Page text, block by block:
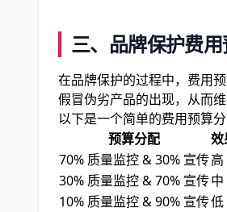
三、品牌保护费
在品牌保护的过程中，费用
假冒伪劣产品的出现，从而
以下是一个简单的费用预算
预算分配
效
70% 质量监控 & 30% 宣传高
30% 质量监控 & 70% 宣传中
10% 质量监控 & 90% 宣传低